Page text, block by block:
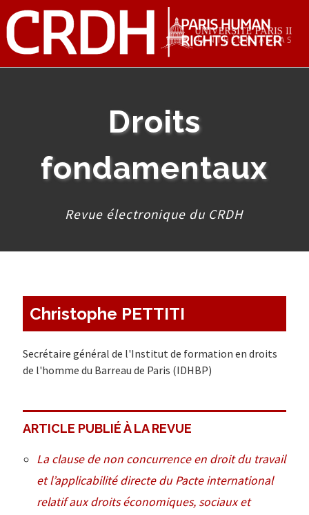
Droits
fondamentaux
Revue électronique du CRDH
Christophe PETTITI
Secrétaire général de l'Institut de formation en droits
de l'homme du Barreau de Paris (IDHBP)
ARTICLE PUBLIÉ À LA REVUE
La clause de non concurrence en droit du travail
et l’applicabilité directe du Pacte international
relatif aux droits économiques, sociaux et